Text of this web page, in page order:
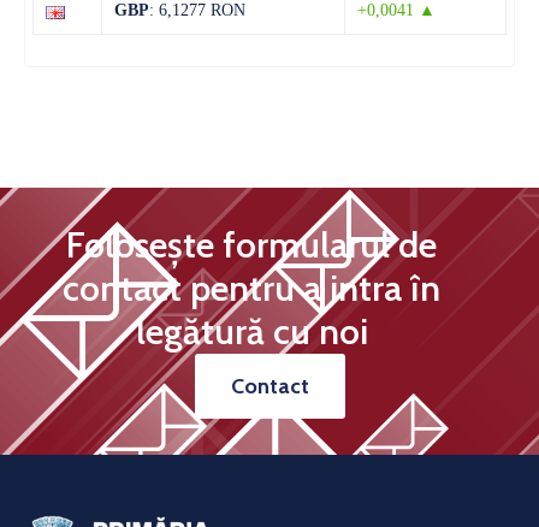
GBP: 6,1277 RON +0,0041 ▲
Folosește formularul de
contact pentru a intra în
legătură cu noi
Contact